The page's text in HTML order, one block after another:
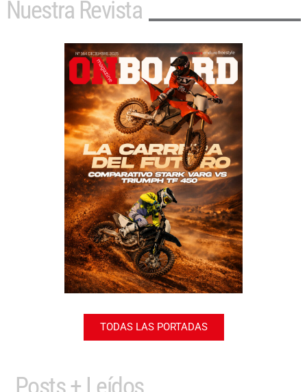
Nuestra Revista
TODAS LAS PORTADAS
Posts + Leídos